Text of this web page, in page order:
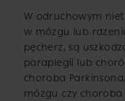
W odruchowym
w mózgu lub
pęcherz, są
paraplegii lub
choroba
mózgu czy choroba